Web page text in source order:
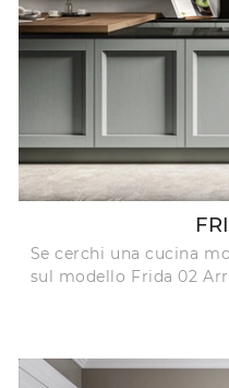
Se cerchi una cucina
sul modello Frida 02